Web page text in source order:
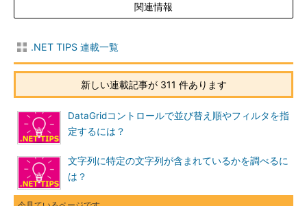
関連情報
.NET TIPS 連載一覧
新しい連載記事が 311 件あります
DataGridコントロールで並び替え順やフィルタを指
定するには？
文字列に特定の文字列が含まれているかを調べるに
は？